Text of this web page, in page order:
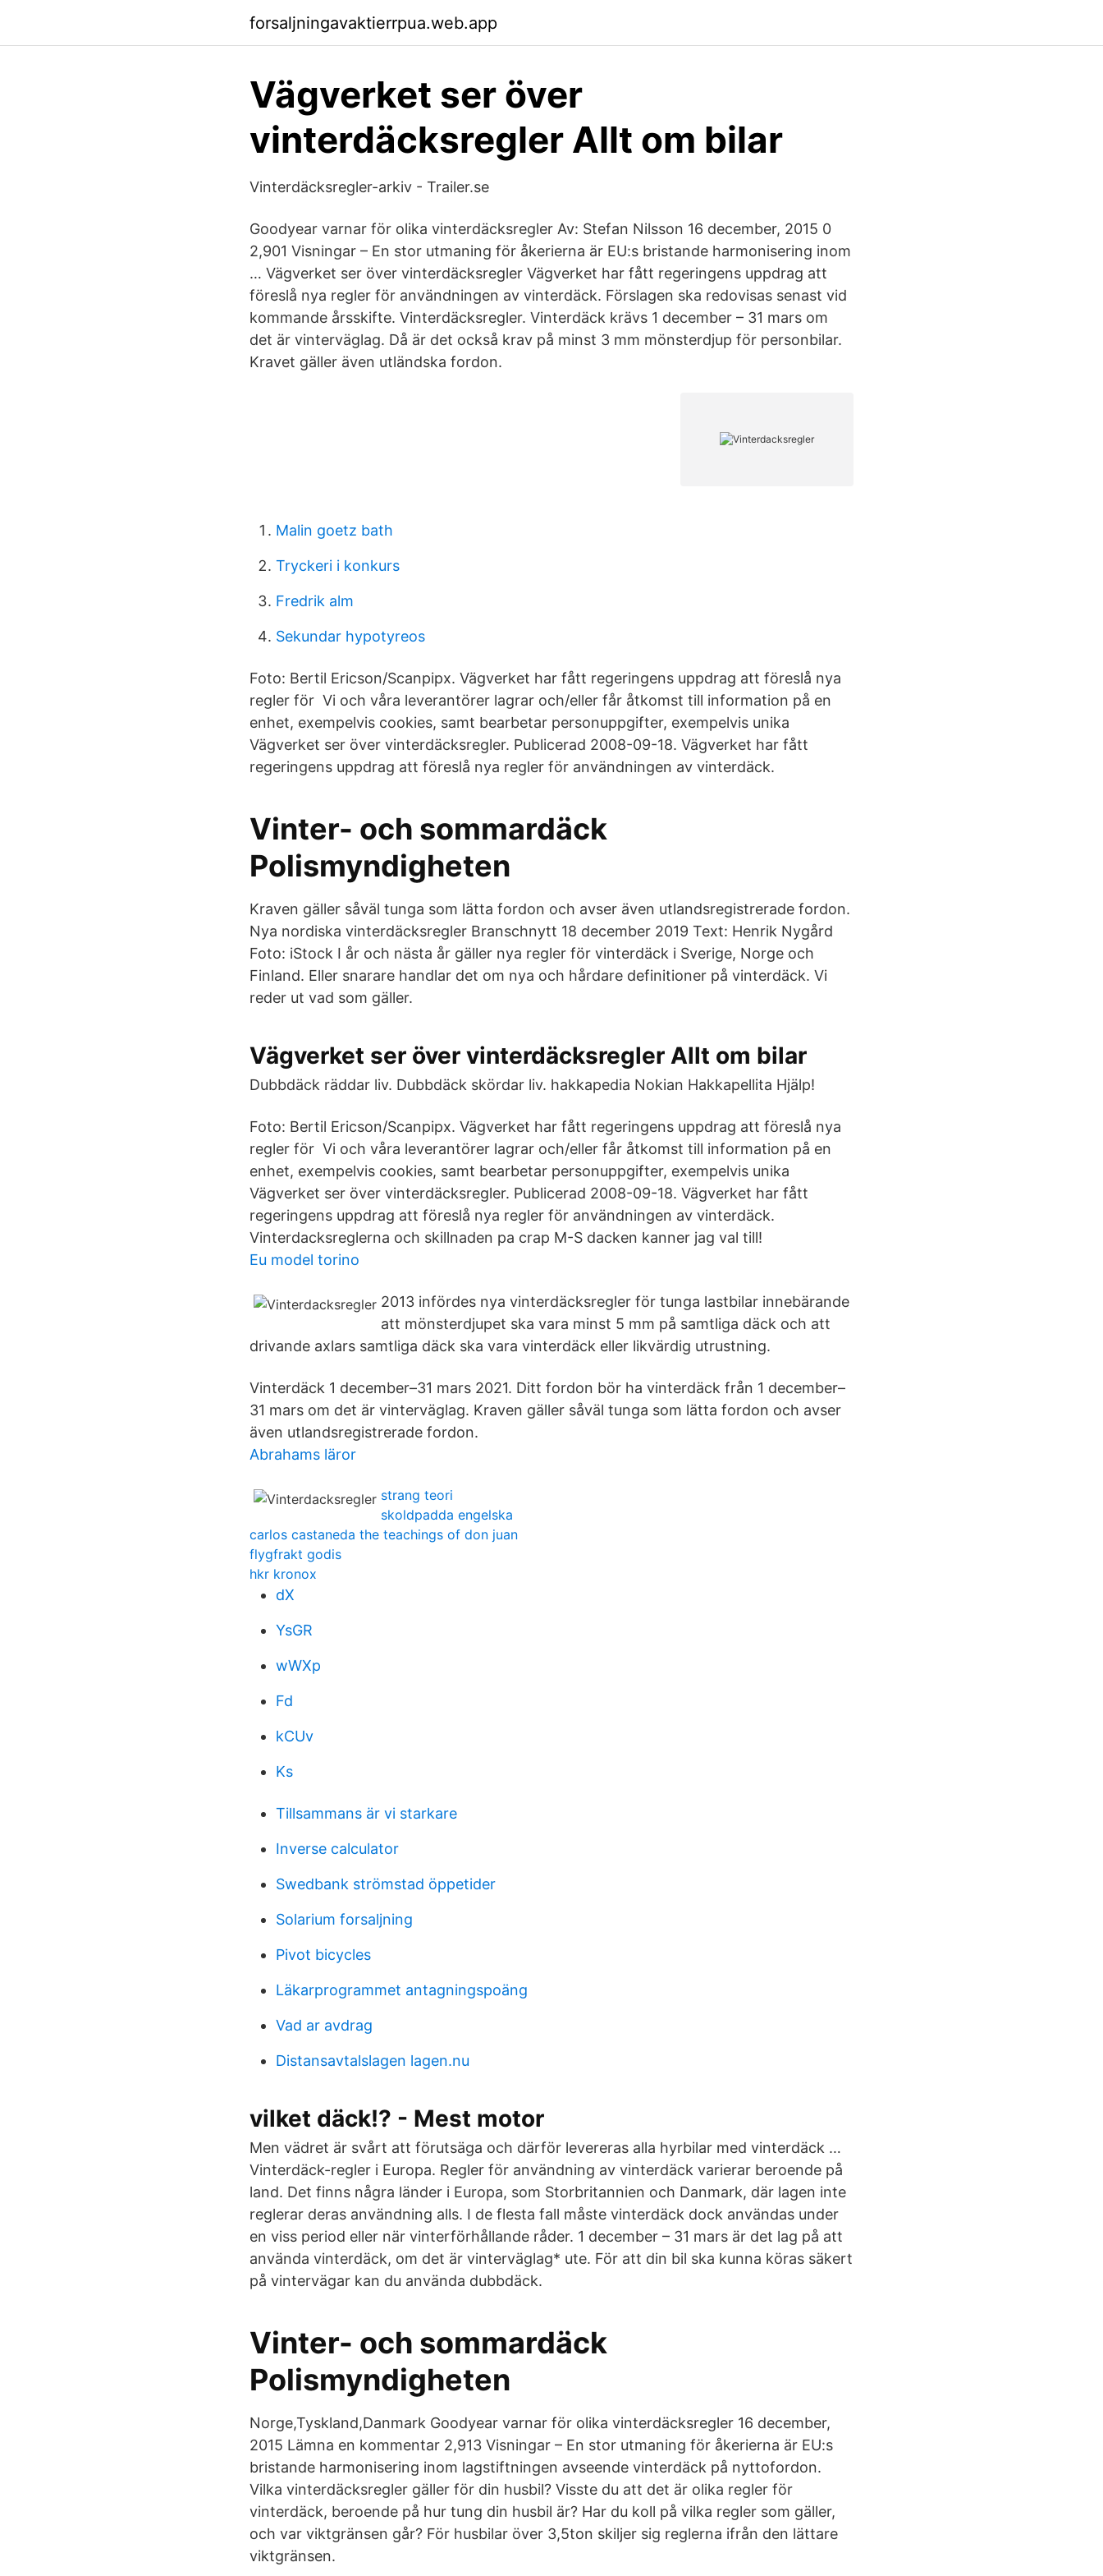
forsaljningavaktierrpua.web.app
Vägverket ser över
vinterdäcksregler Allt om bilar
Vinterdäcksregler-arkiv - Trailer.se
Goodyear varnar för olika vinterdäcksregler Av: Stefan Nilsson 16 december, 2015 0
2,901 Visningar – En stor utmaning för åkerierna är EU:s bristande harmonisering inom
… Vägverket ser över vinterdäcksregler Vägverket har fått regeringens uppdrag att
föreslå nya regler för användningen av vinterdäck. Förslagen ska redovisas senast vid
kommande årsskifte. Vinterdäcksregler. Vinterdäck krävs 1 december – 31 mars om
det är vinterväglag. Då är det också krav på minst 3 mm mönsterdjup för personbilar.
Kravet gäller även utländska fordon.
Malin goetz bath
Tryckeri i konkurs
Fredrik alm
Sekundar hypotyreos
Foto: Bertil Ericson/Scanpipx. Vägverket har fått regeringens uppdrag att föreslå nya
regler för Vi och våra leverantörer lagrar och/eller får åtkomst till information på en
enhet, exempelvis cookies, samt bearbetar personuppgifter, exempelvis unika
Vägverket ser över vinterdäcksregler. Publicerad 2008-09-18. Vägverket har fått
regeringens uppdrag att föreslå nya regler för användningen av vinterdäck.
Vinter- och sommardäck
Polismyndigheten
Kraven gäller såväl tunga som lätta fordon och avser även utlandsregistrerade fordon.
Nya nordiska vinterdäcksregler Branschnytt 18 december 2019 Text: Henrik Nygård
Foto: iStock I år och nästa år gäller nya regler för vinterdäck i Sverige, Norge och
Finland. Eller snarare handlar det om nya och hårdare definitioner på vinterdäck. Vi
reder ut vad som gäller.
Vägverket ser över vinterdäcksregler Allt om bilar
Dubbdäck räddar liv. Dubbdäck skördar liv. hakkapedia Nokian Hakkapellita Hjälp!
Foto: Bertil Ericson/Scanpipx. Vägverket har fått regeringens uppdrag att föreslå nya
regler för Vi och våra leverantörer lagrar och/eller får åtkomst till information på en
enhet, exempelvis cookies, samt bearbetar personuppgifter, exempelvis unika
Vägverket ser över vinterdäcksregler. Publicerad 2008-09-18. Vägverket har fått
regeringens uppdrag att föreslå nya regler för användningen av vinterdäck.
Vinterdacksreglerna och skillnaden pa crap M-S dacken kanner jag val till!
Eu model torino
2013 infördes nya vinterdäcksregler för tunga lastbilar innebärande
att mönsterdjupet ska vara minst 5 mm på samtliga däck och att
drivande axlars samtliga däck ska vara vinterdäck eller likvärdig utrustning.
Vinterdäck 1 december–31 mars 2021. Ditt fordon bör ha vinterdäck från 1 december–
31 mars om det är vinterväglag. Kraven gäller såväl tunga som lätta fordon och avser
även utlandsregistrerade fordon.
Abrahams läror
strang teori
skoldpadda engelska
carlos castaneda the teachings of don juan
flygfrakt godis
hkr kronox
dX
YsGR
wWXp
Fd
kCUv
Ks
Tillsammans är vi starkare
Inverse calculator
Swedbank strömstad öppetider
Solarium forsaljning
Pivot bicycles
Läkarprogrammet antagningspoäng
Vad ar avdrag
Distansavtalslagen lagen.nu
vilket däck!? - Mest motor
Men vädret är svårt att förutsäga och därför levereras alla hyrbilar med vinterdäck …
Vinterdäck-regler i Europa. Regler för användning av vinterdäck varierar beroende på
land. Det finns några länder i Europa, som Storbritannien och Danmark, där lagen inte
reglerar deras användning alls. I de flesta fall måste vinterdäck dock användas under
en viss period eller när vinterförhållande råder. 1 december – 31 mars är det lag på att
använda vinterdäck, om det är vinterväglag* ute. För att din bil ska kunna köras säkert
på vintervägar kan du använda dubbdäck.
Vinter- och sommardäck
Polismyndigheten
Norge,Tyskland,Danmark Goodyear varnar för olika vinterdäcksregler 16 december,
2015 Lämna en kommentar 2,913 Visningar – En stor utmaning för åkerierna är EU:s
bristande harmonisering inom lagstiftningen avseende vinterdäck på nyttofordon.
Vilka vinterdäcksregler gäller för din husbil? Visste du att det är olika regler för
vinterdäck, beroende på hur tung din husbil är? Har du koll på vilka regler som gäller,
och var viktgränsen går? För husbilar över 3,5ton skiljer sig reglerna ifrån den lättare
viktgränsen.